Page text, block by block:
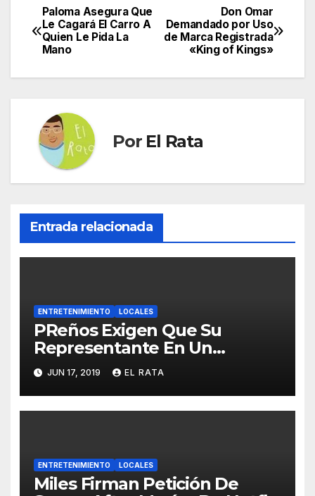
Navegación
de
entradas
Don Omar
Demandado por Uso
de Marca Registrada
«King of Kings»
Paloma Asegura Que
Le Cagará El Carro A
Quien Le Pida La
Mano
Por El Rata
Entrada relacionada
ENTRETENIMIENTO LOCALES
PReños Exigen Que Su
Representante En Un
Concurso Superficial E
Irrelevante Sea «Boricua De
Pura Cepa»
JUN 17, 2019 EL RATA
ENTRETENIMIENTO LOCALES
Miles Firman Petición De